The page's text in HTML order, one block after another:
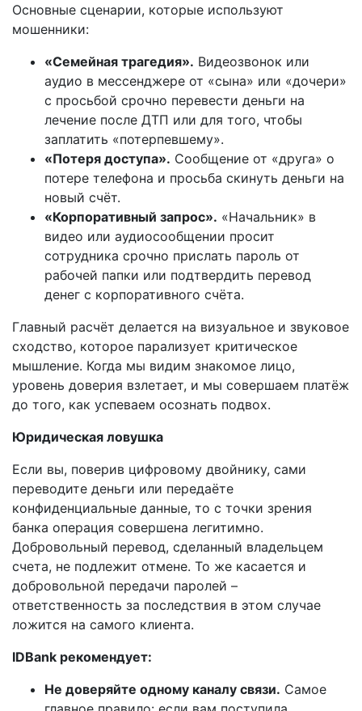
Основные сценарии, которые используют
мошенники:
«Семейная трагедия». Видеозвонок или
аудио в мессенджере от «сына» или «дочери»
с просьбой срочно перевести деньги на
лечение после ДТП или для того, чтобы
заплатить «потерпевшему».
«Потеря доступа». Сообщение от «друга» о
потере телефона и просьба скинуть деньги на
новый счёт.
«Корпоративный запрос». «Начальник» в
видео или аудиосообщении просит
сотрудника срочно прислать пароль от
рабочей папки или подтвердить перевод
денег с корпоративного счёта.
Главный расчёт делается на визуальное и звуковое
сходство, которое парализует критическое
мышление. Когда мы видим знакомое лицо,
уровень доверия взлетает, и мы совершаем платёж
до того, как успеваем осознать подвох.
Юридическая ловушка
Если вы, поверив цифровому двойнику, сами
переводите деньги или передаёте
конфиденциальные данные, то с точки зрения
банка операция совершена легитимно.
Добровольный перевод, сделанный владельцем
счета, не подлежит отмене. То же касается и
добровольной передачи паролей –
ответственность за последствия в этом случае
ложится на самого клиента.
IDBank рекомендует:
Не доверяйте одному каналу связи. Самое